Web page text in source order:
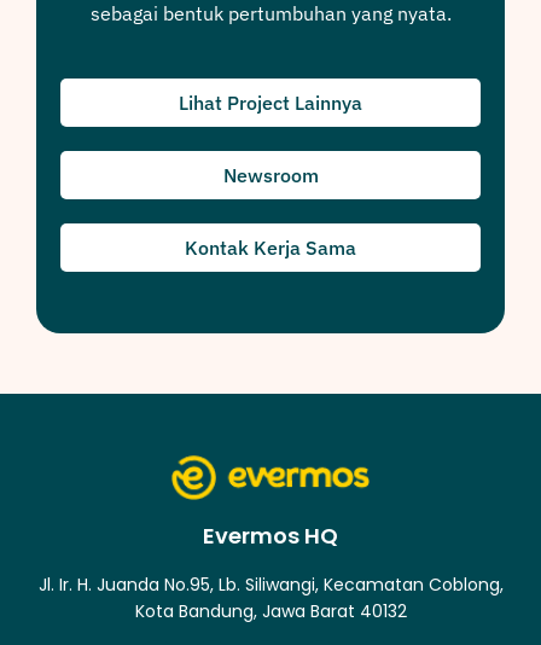
sebagai bentuk pertumbuhan yang nyata.
Lihat Project Lainnya
Newsroom
Kontak Kerja Sama
Evermos HQ
Jl. Ir. H. Juanda No.95, Lb. Siliwangi, Kecamatan Coblong,
Kota Bandung, Jawa Barat 40132